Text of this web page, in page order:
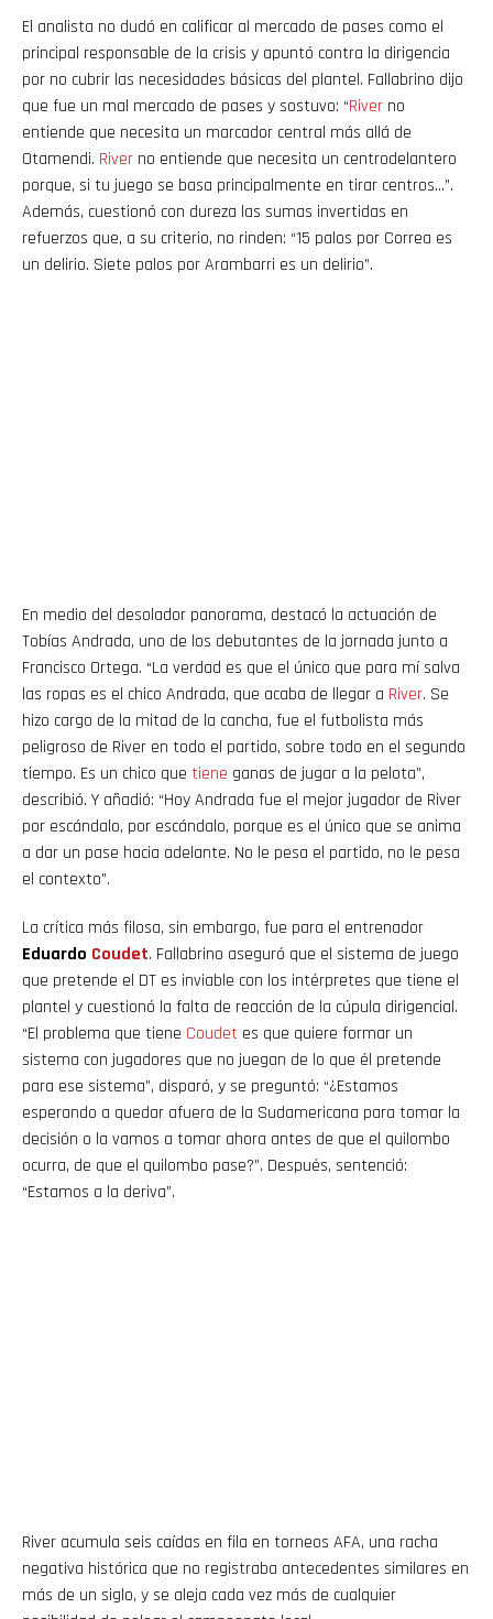
El analista no dudó en calificar al mercado de pases como el
principal responsable de la crisis y apuntó contra la dirigencia
por no cubrir las necesidades básicas del plantel. Fallabrino dijo
que fue un mal mercado de pases y sostuvo: “River no
entiende que necesita un marcador central más allá de
Otamendi. River no entiende que necesita un centrodelantero
porque, si tu juego se basa principalmente en tirar centros…”.
Además, cuestionó con dureza las sumas invertidas en
refuerzos que, a su criterio, no rinden: “15 palos por Correa es
un delirio. Siete palos por Arambarri es un delirio”.
En medio del desolador panorama, destacó la actuación de
Tobías Andrada, uno de los debutantes de la jornada junto a
Francisco Ortega. “La verdad es que el único que para mí salva
las ropas es el chico Andrada, que acaba de llegar a River. Se
hizo cargo de la mitad de la cancha, fue el futbolista más
peligroso de River en todo el partido, sobre todo en el segundo
tiempo. Es un chico que tiene ganas de jugar a la pelota”,
describió. Y añadió: “Hoy Andrada fue el mejor jugador de River
por escándalo, por escándalo, porque es el único que se anima
a dar un pase hacia adelante. No le pesa el partido, no le pesa
el contexto”.
La crítica más filosa, sin embargo, fue para el entrenador
Eduardo Coudet. Fallabrino aseguró que el sistema de juego
que pretende el DT es inviable con los intérpretes que tiene el
plantel y cuestionó la falta de reacción de la cúpula dirigencial.
“El problema que tiene Coudet es que quiere formar un
sistema con jugadores que no juegan de lo que él pretende
para ese sistema”, disparó, y se preguntó: “¿Estamos
esperando a quedar afuera de la Sudamericana para tomar la
decisión o la vamos a tomar ahora antes de que el quilombo
ocurra, de que el quilombo pase?”. Después, sentenció:
“Estamos a la deriva”.
River acumula seis caídas en fila en torneos AFA, una racha
negativa histórica que no registraba antecedentes similares en
más de un siglo, y se aleja cada vez más de cualquier